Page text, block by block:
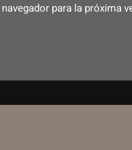
para la próxima